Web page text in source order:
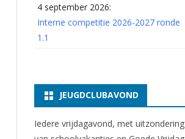
4 september 2026:
Interne competitie 2026-2027 ronde
1.1
JEUGDCLUBAVOND
Iedere vrijdagavond, met uitzondering